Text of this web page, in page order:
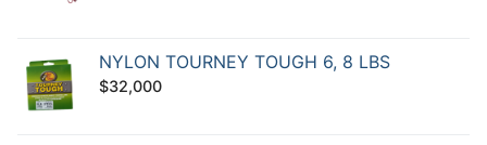
NYLON TOURNEY TOUGH 6, 8 LBS
$32,000